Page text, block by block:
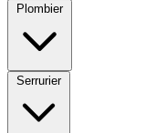
Plombier
Serrurier